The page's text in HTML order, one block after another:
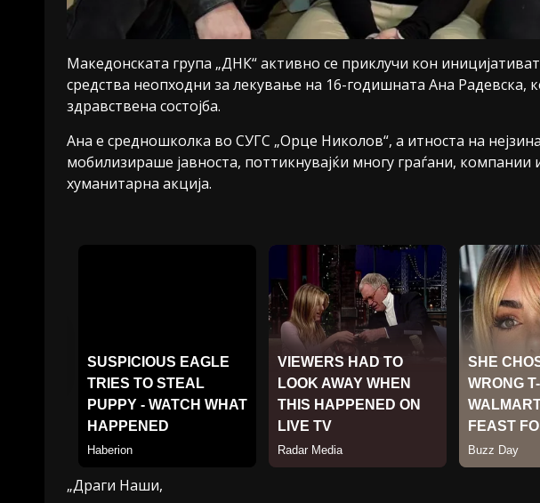
Македонската група „ДНК“ активно се приклучи кон
средства неопходни за лекување на 16-годишната Ана Радевска,
здравствена состојба.
Ана е средношколка во СУГС „Орце Николов“, а итноста на
мобилизираше јавноста, поттикнувајќи многу граѓани, компании
хуманитарна акција.
„Драги Наши,